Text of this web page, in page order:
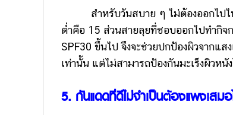
สำหรับวันสบาย ๆ ไม่ต้องออกไปไหน
ต่ำคือ 15 ส่วนสายลุยที่ชอบออกไปทำกิจ
SPF30 ขึ้นไป จึงจะช่วยปกป้องผิวจากแ
เท่านั้น แต่ไม่สามารถป้องกันมะเร็งผิวหนั
5. กันแดดที่ดีไม่จำเป็นต้องแพงเสมอ